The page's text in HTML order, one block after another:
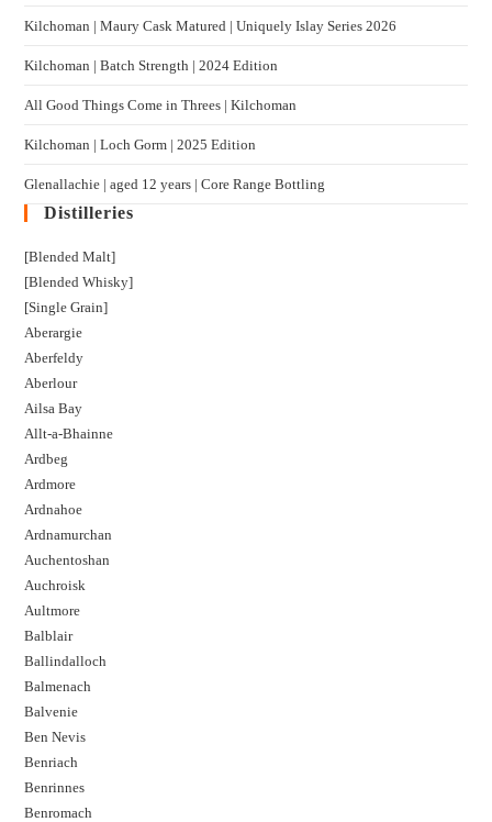
Kilchoman | Maury Cask Matured | Uniquely Islay Series 2026
Kilchoman | Batch Strength | 2024 Edition
All Good Things Come in Threes | Kilchoman
Kilchoman | Loch Gorm​ | 2025 Edition
Glenallachie | aged 12 years | Core Range Bottling
Distilleries
[Blended Malt]
[Blended Whisky]
[Single Grain]
Aberargie
Aberfeldy
Aberlour
Ailsa Bay
Allt-a-Bhainne
Ardbeg
Ardmore
Ardnahoe
Ardnamurchan
Auchentoshan
Auchroisk
Aultmore
Balblair
Ballindalloch
Balmenach
Balvenie
Ben Nevis
Benriach
Benrinnes
Benromach